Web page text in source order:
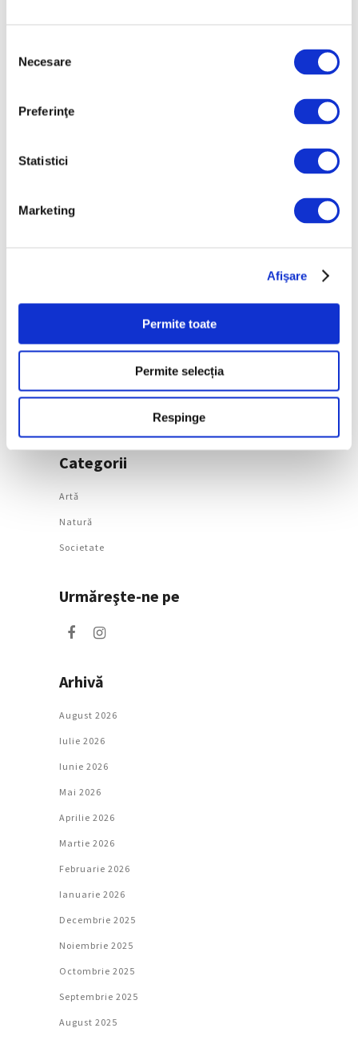
consimțământului
Necesare
Preferinţe
Statistici
Marketing
Afişare
Permite toate
Permite selecția
Respinge
Bracquemond și de
surorile Edma și Berthe
Morisot reapar public
după decenii
Categorii
Artǎ
Natură
Societate
Urmăreşte-ne pe
Arhivă
August 2026
Iulie 2026
Iunie 2026
Mai 2026
Aprilie 2026
Martie 2026
Februarie 2026
Ianuarie 2026
Decembrie 2025
Noiembrie 2025
Octombrie 2025
Septembrie 2025
August 2025